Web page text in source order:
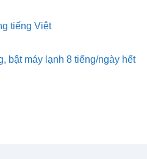
tiếng Việt
bật máy lạnh 8 tiếng/ngày hết